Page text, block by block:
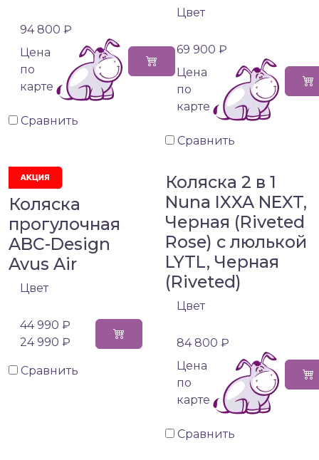
94 800 ₽
Цена
по
карте
Сравнить
Цвет
69 900 ₽
Цена
по
карте
Сравнить
Коляска
прогулочная
ABC-Design
Avus Air
Цвет
44 990 ₽
24 990 ₽
Сравнить
Коляска 2 в 1
Nuna IXXA NEXT,
Черная (Riveted
Rose) с люлькой
LYTL, Черная
(Riveted)
Цвет
84 800 ₽
Цена
по
карте
Сравнить